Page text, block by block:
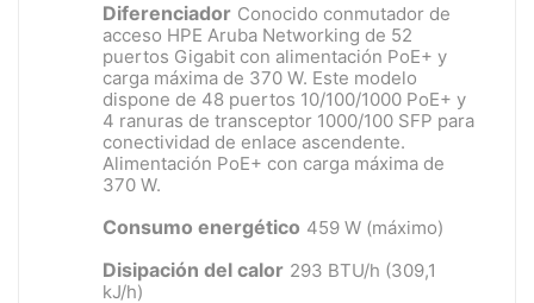
Diferenciador Conocido conmutador de
acceso HPE Aruba Networking de 52
puertos Gigabit con alimentación PoE+ y
carga máxima de 370 W. Este modelo
dispone de 48 puertos 10/100/1000 PoE+ y
4 ranuras de transceptor 1000/100 SFP para
conectividad de enlace ascendente.
Alimentación PoE+ con carga máxima de
370 W.
Consumo energético 459 W (máximo)
Disipación del calor 293 BTU/h (309,1
kJ/h)